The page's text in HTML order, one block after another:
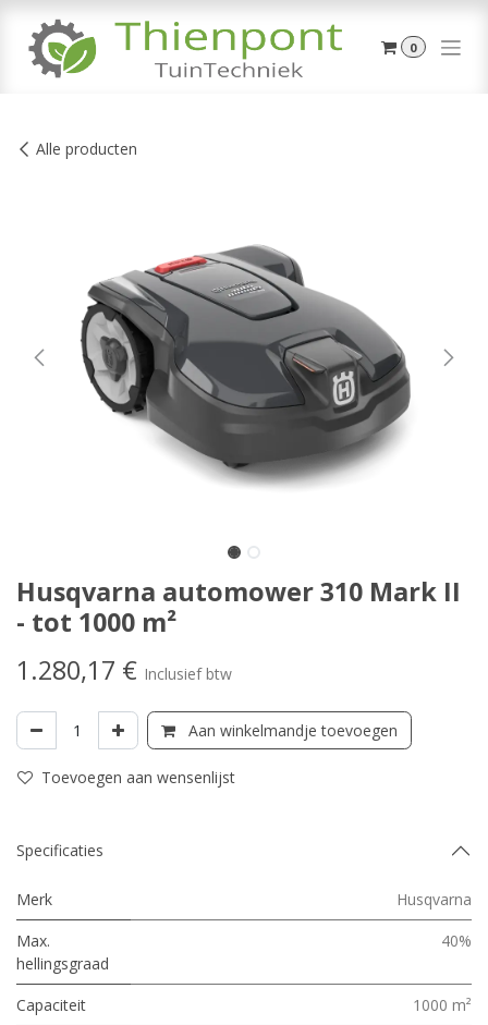
0
Alle producten
Husqvarna automower 310 Mark II
- tot 1000 m²
1.280,17 € Inclusief btw
Aan winkelmandje toevoegen
Toevoegen aan wensenlijst
Specificaties
Merk
Husqvarna
Max.
hellingsgraad
40%
Capaciteit
1000 m²